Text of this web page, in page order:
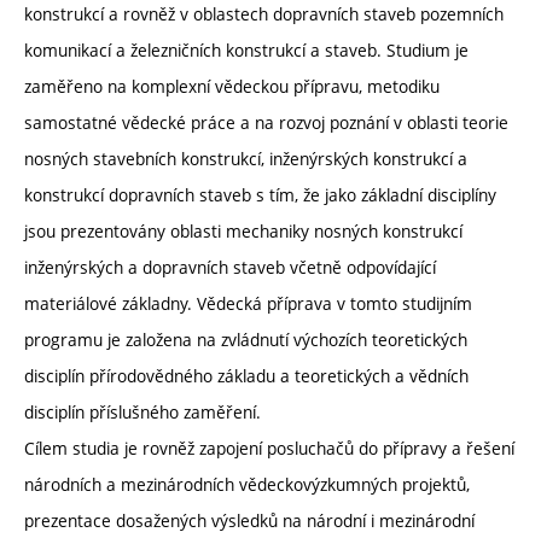
konstrukcí a rovněž v oblastech dopravních staveb pozemních
komunikací a železničních konstrukcí a staveb. Studium je
zaměřeno na komplexní vědeckou přípravu, metodiku
samostatné vědecké práce a na rozvoj poznání v oblasti teorie
nosných stavebních konstrukcí, inženýrských konstrukcí a
konstrukcí dopravních staveb s tím, že jako základní disciplíny
jsou prezentovány oblasti mechaniky nosných konstrukcí
inženýrských a dopravních staveb včetně odpovídající
materiálové základny. Vědecká příprava v tomto studijním
programu je založena na zvládnutí výchozích teoretických
disciplín přírodovědného základu a teoretických a vědních
disciplín příslušného zaměření.
Cílem studia je rovněž zapojení posluchačů do přípravy a řešení
národních a mezinárodních vědeckovýzkumných projektů,
prezentace dosažených výsledků na národní i mezinárodní